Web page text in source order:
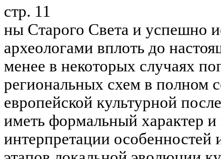
стр. 11
ны Старого Света и успешно
археологами вплоть до
менее в некоторых случаях
региональных схем в полном
европейской культурной
иметь формальный характер
интерпретации особенностей